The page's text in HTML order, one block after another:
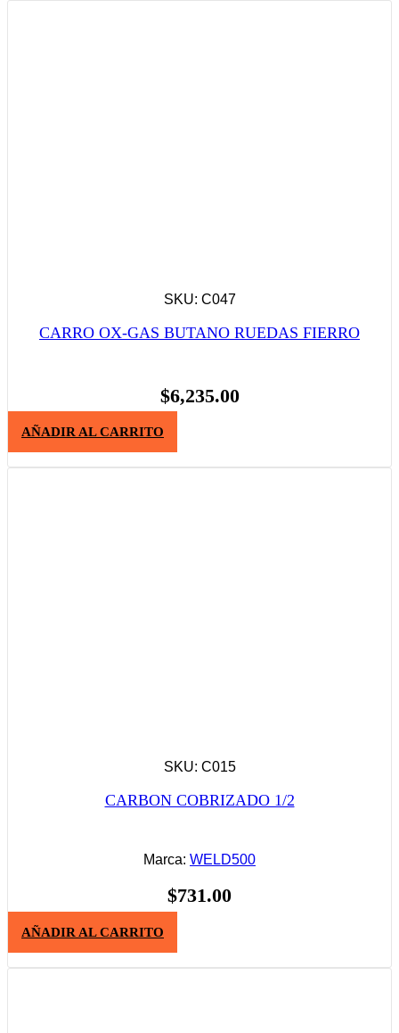
SKU: C047
CARRO OX-GAS BUTANO RUEDAS FIERRO
$6,235.00
AÑADIR AL CARRITO
SKU: C015
CARBON COBRIZADO 1/2
Marca: WELD500
$731.00
AÑADIR AL CARRITO